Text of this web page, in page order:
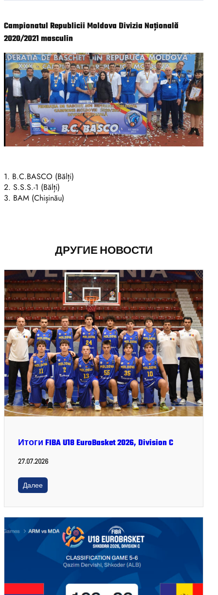
Campionatul Republicii Moldova Divizia Națională
2020/2021 masculin
1. B.C.BASCO (Bălți)
2. S.S.S.-1 (Bălți)
3. BAM (Chișinău)
ДРУГИЕ НОВОСТИ
Итоги FIBA U18 EuroBasket 2026, Division C
27.07.2026
Далее